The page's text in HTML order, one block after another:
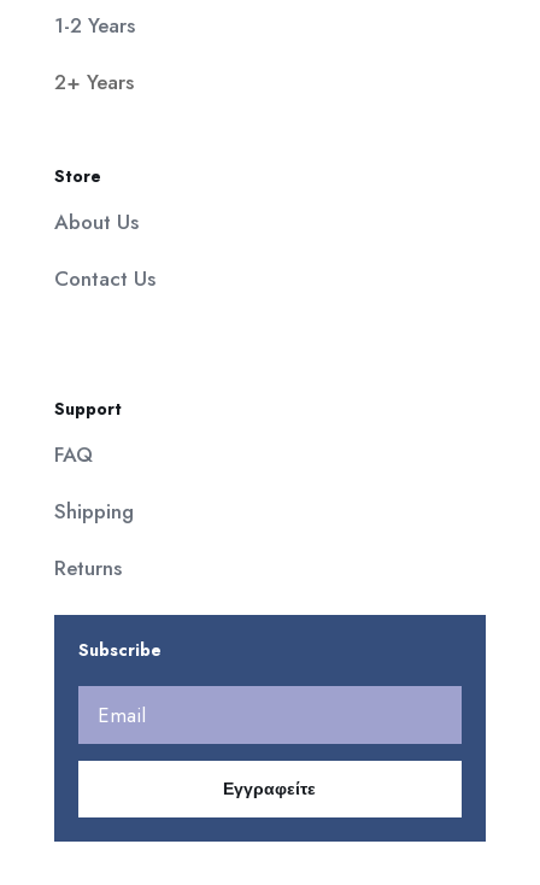
1-2 Years
2+ Years
Store
About Us
Contact Us
Support
FAQ
Shipping
Returns
Subscribe
Εγγραφείτε